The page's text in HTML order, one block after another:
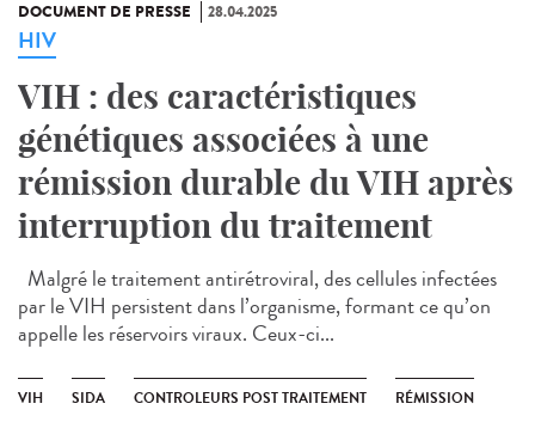
DOCUMENT DE PRESSE 28.04.2025
HIV
VIH : des caractéristiques
génétiques associées à une
rémission durable du VIH après
interruption du traitement
Malgré le traitement antirétroviral, des cellules infectées
par le VIH persistent dans l’organisme, formant ce qu’on
appelle les réservoirs viraux. Ceux-ci...
VIH SIDA CONTROLEURS POST TRAITEMENT RÉMISSION